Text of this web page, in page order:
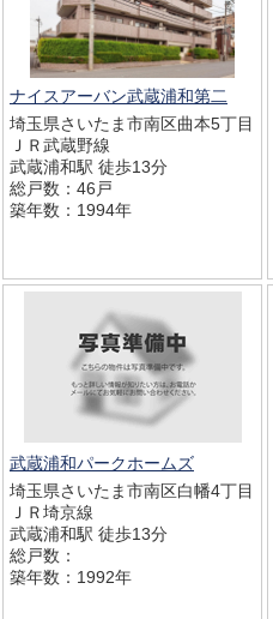
ナイスアーバン武蔵浦和第二
埼玉県さいたま市南区曲本5丁目
ＪＲ武蔵野線
武蔵浦和駅 徒歩13分
総戸数：46戸
築年数：1994年
武蔵浦和パークホームズ
埼玉県さいたま市南区白幡4丁目
ＪＲ埼京線
武蔵浦和駅 徒歩13分
総戸数：
築年数：1992年